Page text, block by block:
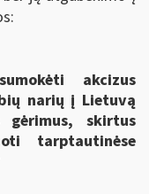
akcizus
narių į Lietuvą
gėrimus, skirtus
tarptautinėse